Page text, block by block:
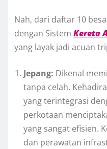
Nah, dari daftar 10
dengan Sistem Kereta
yang layak jadi acuan
Jepang: Dikenal
tanpa celah.
yang terintegrasi
perkotaan
yang sangat efisien.
dan perawatan